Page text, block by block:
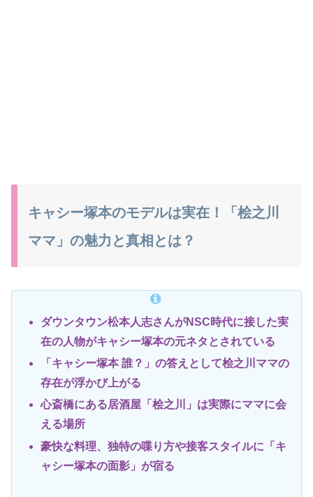
キャシー塚本のモデルは実在！「桧之川
ママ」の魅力と真相とは？
ダウンタウン松本人志さんがNSC時代に接した実
在の人物がキャシー塚本の元ネタとされている
「キャシー塚本 誰？」の答えとして桧之川ママの
存在が浮かび上がる
心斎橋にある居酒屋「桧之川」は実際にママに会
える場所
豪快な料理、独特の喋り方や接客スタイルに 「 キ
ャシー塚本の面影」が宿る